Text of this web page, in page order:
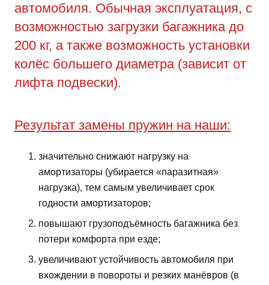
автомобиля. Обычная эксплуатация, с
возможностью загрузки багажника до
200 кг, а также возможность установки
колёс большего диаметра (зависит от
лифта подвески).
Результат замены пружин на наши:
значительно снижают нагрузку на
амортизаторы (убирается «паразитная»
нагрузка), тем самым увеличивает срок
годности амортизаторов;
повышают грузоподъёмность багажника без
потери комфорта при езде;
увеличивают устойчивость автомобиля при
вхождении в повороты и резких манёвров (в